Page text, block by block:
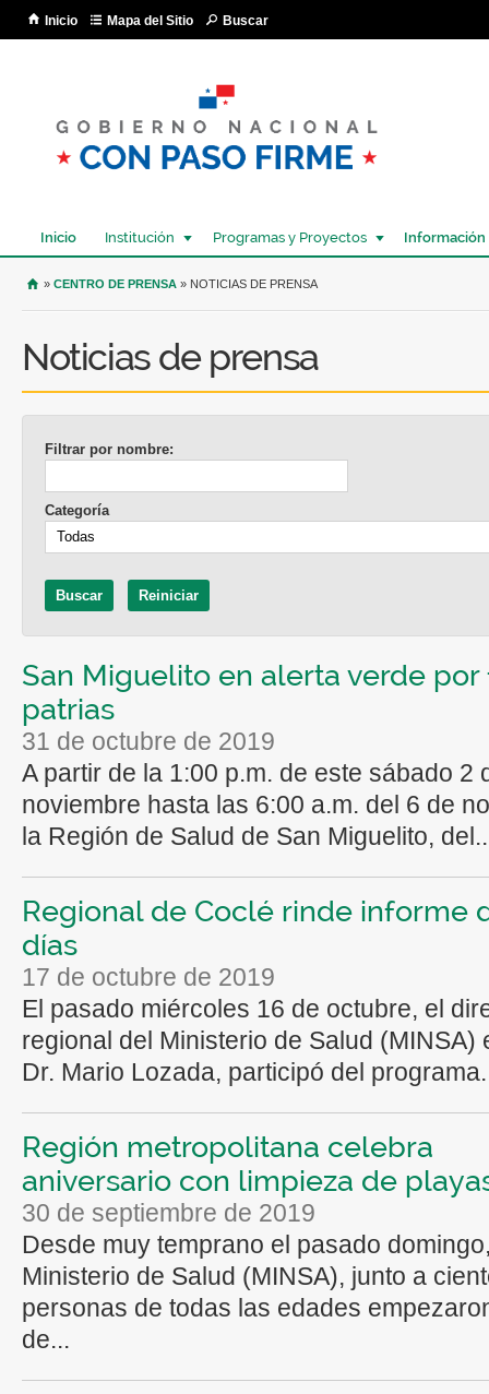
Inicio Mapa del Sitio Buscar
Inicio Institución Programas y Proyectos Información
USTED SE ENCUENTRA AQUÍ
» CENTRO DE PRENSA » NOTICIAS DE PRENSA
Noticias de prensa
Filtrar por nombre:
Categoría
San Miguelito en alerta verde por
patrias
31 de octubre de 2019
A partir de la 1:00 p.m. de este sábado 2
noviembre hasta las 6:00 a.m. del 6 de
la Región de Salud de San Miguelito,
Regional de Coclé rinde informe
días
17 de octubre de 2019
El pasado miércoles 16 de octubre, el
regional del Ministerio de Salud (MINSA)
Dr. Mario Lozada, participó del
Región metropolitana celebra
aniversario con limpieza de
30 de septiembre de 2019
Desde muy temprano el pasado
Ministerio de Salud (MINSA), junto a
personas de todas las edades
de...